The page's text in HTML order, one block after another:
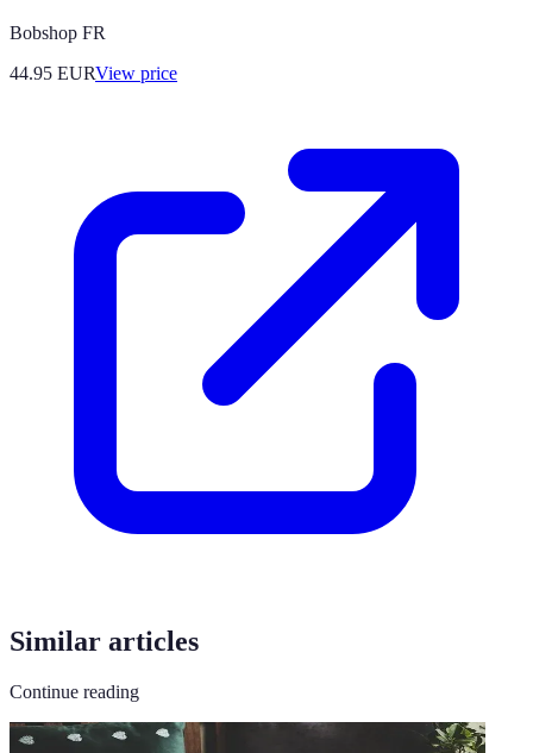
Bobshop FR
44.95 EURView price
Similar articles
Continue reading